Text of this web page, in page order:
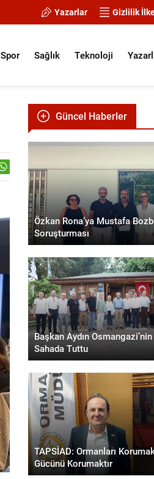
Yazarlar Gizlilik
Spor Sağlık Teknoloji
Güncel Haberler
Özkan Rona’ya Mustafa
Soruşturması
Başkan Aydın Osmangazi’nin
Sahada Tuttu
TAPSİAD: Ormanları
Gücünü Korumaktır